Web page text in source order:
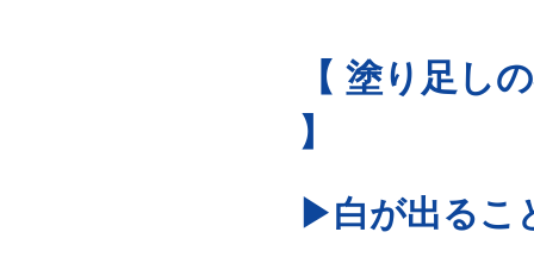
【 塗り足し
】
▶白が出るこ